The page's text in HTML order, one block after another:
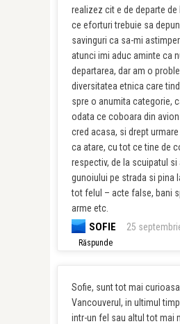
realizez cit e de departe de
ce eforturi trebuie sa
savinguri ca sa-mi
atunci imi aduc aminte ca
departarea, dar am o
diversitatea etnica care
spre o anumita categorie,
odata ce coboara din
cred acasa, si drept
ca atare, cu tot ce tine de
respectiv, de la scuipatul si
gunoiului pe strada si pina
tot felul – acte false, bani
arme etc.
SOFIE 25
Răspunde
Sofie, sunt tot mai
Vancouverul, in ultimul
intr-un fel sau altul tot mai